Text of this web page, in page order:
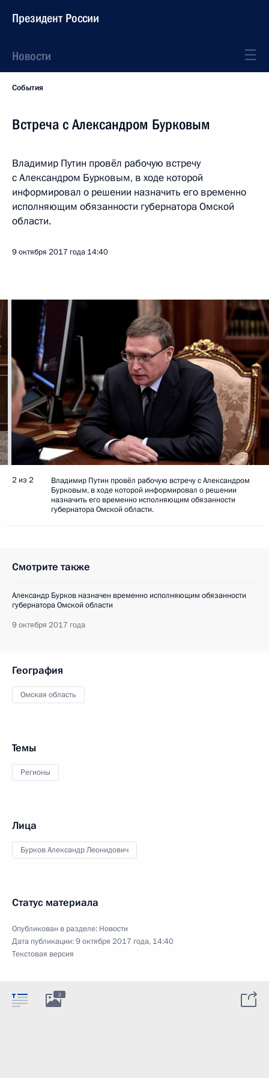
Президент России
Новости
События
Встреча с Александром Бурковым
Владимир Путин провёл рабочую встречу
с Александром Бурковым, в ходе которой
информировал о решении назначить его временно
исполняющим обязанности губернатора Омской
области.
9 октября 2017 года 14:40
2 из 2
Владимир Путин провёл рабочую встречу с Александром
Бурковым, в ходе которой информировал о решении
назначить его временно исполняющим обязанности
губернатора Омской области.
Смотрите также
Александр Бурков назначен временно исполняющим обязанности
губернатора Омской области
9 октября 2017 года
География
Омская область
Темы
Регионы
Лица
Бурков Александр Леонидович
Статус материала
Опубликован в разделе: Новости
Дата публикации:9 октября 2017 года, 14:40
Текстовая версия
2